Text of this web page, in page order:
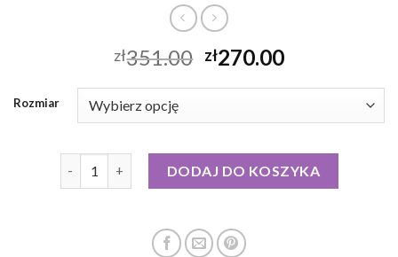
zł351.00 zł270.00
Rozmiar
DODAJ DO KOSZYKA